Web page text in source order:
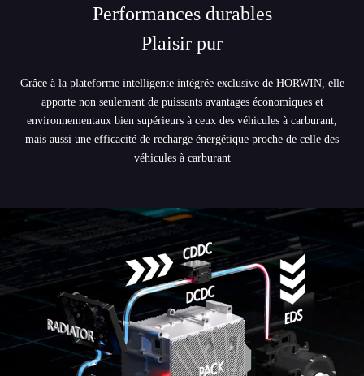
Performances durables
Plaisir pur
Grâce à la plateforme intelligente intégrée exclusive de HORWIN, elle
apporte non seulement de puissants avantages économiques et
environnementaux bien supérieurs à ceux des véhicules à carburant,
mais aussi une efficacité de recharge énergétique proche de celle des
véhicules à carburant